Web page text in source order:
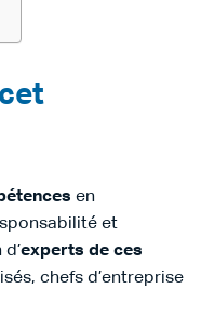
en
et
experts de ces
chefs d’entreprise